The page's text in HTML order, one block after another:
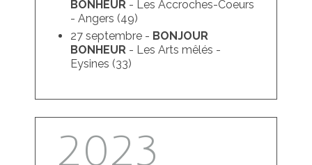
BONHEUR - Les Accroches-Coeurs
- Angers (49)
27 septembre - BONJOUR
BONHEUR - Les Arts mêlés -
Eysines (33)
2023